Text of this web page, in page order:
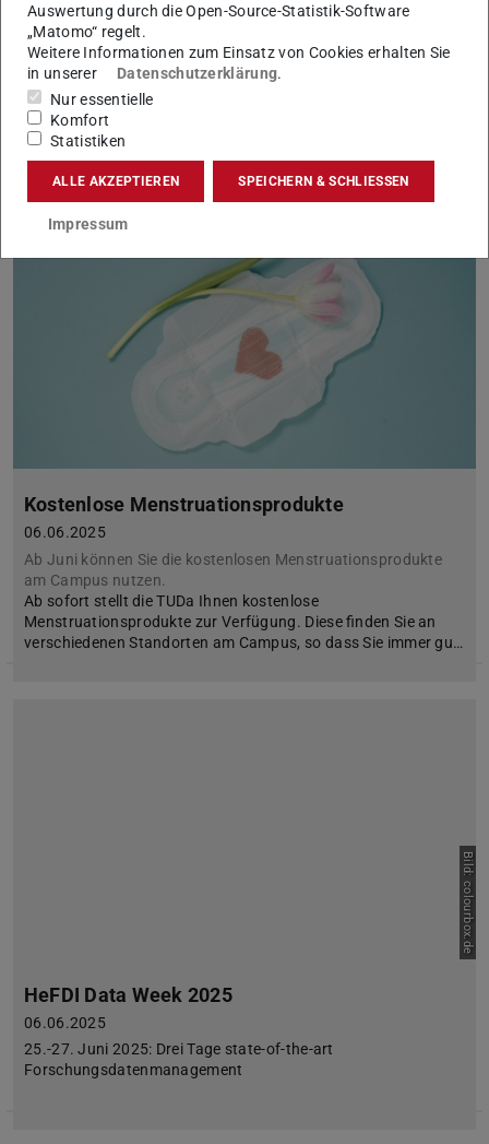
Lilien-Staffellauf am 27.08.2025
18.06.2025
Böllenfalltorweg streckenweise gesperrt
Am 27.08.2025 findet ein Lilien-Staffellauf des SV Darmstadt
98 statt. In der Zeit von 17:30 Uhr bis 20:00 Uhr ist daher die
Zufahrt zum Campus Lichtwiese nur über die Eugen-Kogon-S…
Kostenlose Menstruationsprodukte
06.06.2025
Ab Juni können Sie die kostenlosen Menstruationsprodukte
am Campus nutzen.
Ab sofort stellt die TUDa Ihnen kostenlose
Menstruationsprodukte zur Verfügung. Diese finden Sie an
verschiedenen Standorten am Campus, so dass Sie immer gu…
Bild: colourbox.de
HeFDI Data Week 2025
06.06.2025
25.-27. Juni 2025: Drei Tage state-of-the-art
Forschungsdatenmanagement
Auswertung durch die Open-Source-Statistik-Software
„Matomo“ regelt.
Weitere Informationen zum Einsatz von Cookies erhalten Sie
in unserer
Datenschutzerklärung.
Nur essentielle
Komfort
Statistiken
ALLE AKZEPTIEREN SPEICHERN & SCHLIESSEN
Impressum